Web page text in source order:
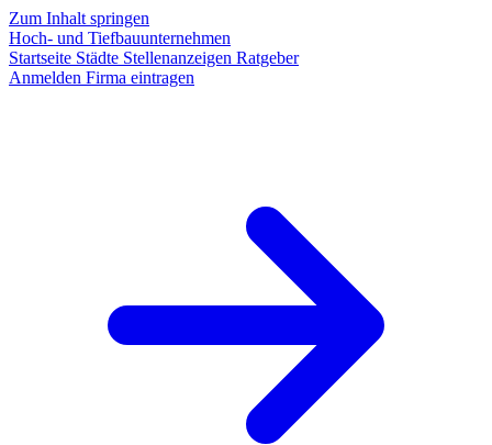
Zum Inhalt springen
Hoch- und Tiefbauunternehmen
Startseite Städte Stellenanzeigen Ratgeber
Anmelden Firma eintragen